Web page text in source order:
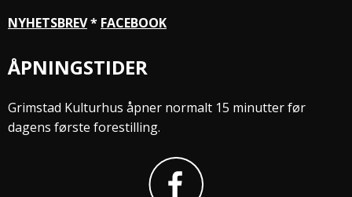
NYHETSBREV* FACEBOOK
ÅPNINGSTIDER
Grimstad Kulturhus åpner normalt 15 minutter før
dagens første forestilling.